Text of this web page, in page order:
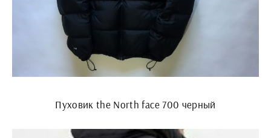
Пуховик the North face 700 черный